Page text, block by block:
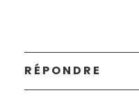
RÉPONDRE